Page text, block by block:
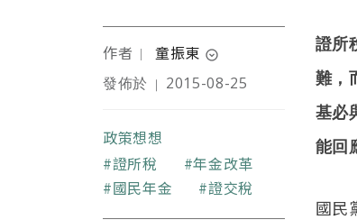
作者 ｜ 童振東 expand_circle_down
作者為企業顧問，關心
發佈於 ｜ 2015-08-25
政策想想
關鍵字
證所稅
年金改革
國民年金
證交稅
證所
難，
基必
能回
國民